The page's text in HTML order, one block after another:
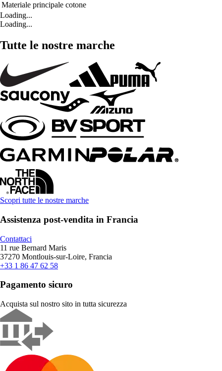
Materiale principale cotone
Loading...
Loading...
Tutte le nostre marche
Scopri tutte le nostre marche
Assistenza post-vendita in Francia
Contattaci
11 rue Bernard Maris
37270 Montlouis-sur-Loire, Francia
+33 1 86 47 62 58
Pagamento sicuro
Acquista sul nostro sito in tutta sicurezza